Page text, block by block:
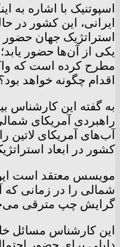
اسپوتنیک با اشاره به
ایرانی، این کشور در
استراتژیک جهان حضور
یکی از آن‌ها حضور یابد؛
مطرح کرده است که
اقدام چگونه خواهد
به گفته این کارشناس
راهبردی آمریکای
آب‌های آمریکای لاتین
کشور در ابعاد
مویسس معتقد است
شمالی را در زمانی که
گرایش چپ مترقی
این کارشناس مسائل